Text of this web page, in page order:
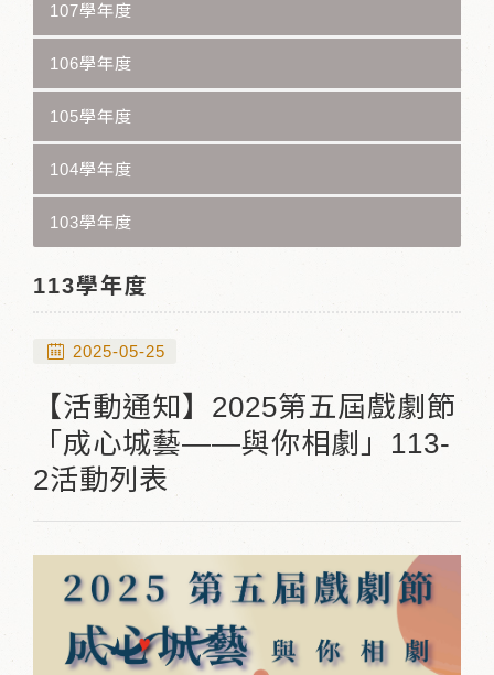
107學年度
106學年度
105學年度
104學年度
103學年度
113學年度
2025-05-25
【活動通知】2025第五屆戲劇節
「成心城藝——與你相劇」113-
2活動列表